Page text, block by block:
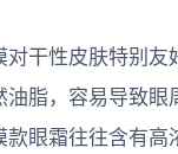
对干性皮肤特别友
油脂，容易导致眼
款眼霜往往含有高